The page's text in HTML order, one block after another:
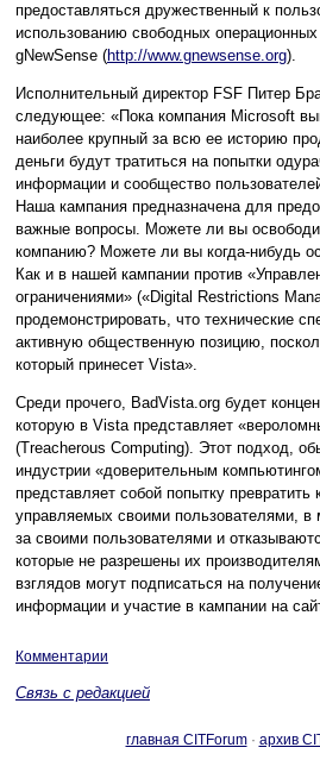
предоставляться дружественный к
использованию свободных операционных
gNewSense (http://www.gnewsense.org).
Исполнительный директор FSF Питер
следующее: «Пока компания Microsoft
наиболее крупный за всю ее историю
деньги будут тратиться на попытки
информации и сообщество
Наша кампания предназначена для
важные вопросы. Можете ли вы
компанию? Можете ли вы когда-нибудь
Как и в нашей кампании против
ограничениями» («Digital Restrictions
продемонстрировать, что технические
активную общественную позицию,
который принесет Vista».
Среди прочего, BadVista.org будет
которую в Vista представляет
(Treacherous Computing). Этот подход,
индустрии «доверительным
представляет собой попытку
управляемых своими пользователями,
за своими пользователями и
которые не разрешены их
взглядов могут подписаться на
информации и участие в кампании на
Комментарии
Связь с редакцией
главная CITForum· архив